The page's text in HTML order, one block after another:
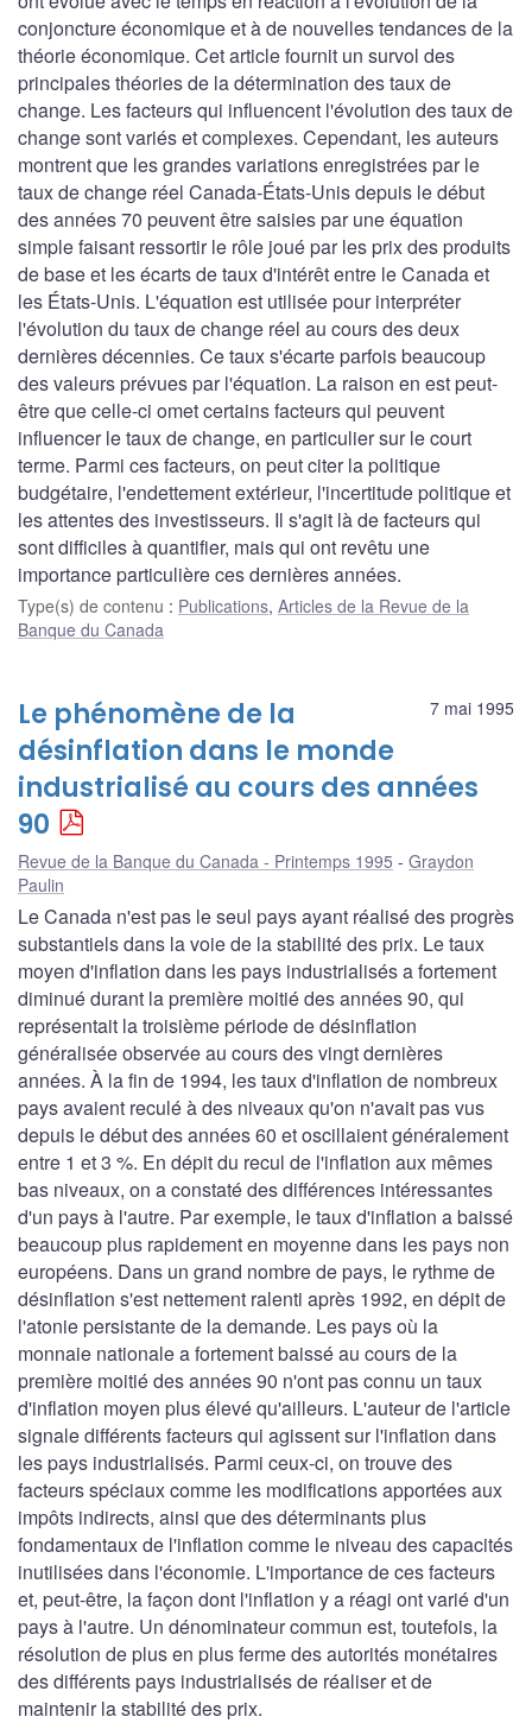
conjoncture économique et à de nouvelles tendances de la
théorie économique. Cet article fournit un survol des
principales théories de la détermination des taux de
change. Les facteurs qui influencent l'évolution des taux de
change sont variés et complexes. Cependant, les auteurs
montrent que les grandes variations enregistrées par le
taux de change réel Canada-États-Unis depuis le début
des années 70 peuvent être saisies par une équation
simple faisant ressortir le rôle joué par les prix des produits
de base et les écarts de taux d'intérêt entre le Canada et
les États-Unis. L'équation est utilisée pour interpréter
l'évolution du taux de change réel au cours des deux
dernières décennies. Ce taux s'écarte parfois beaucoup
des valeurs prévues par l'équation. La raison en est peut-
être que celle-ci omet certains facteurs qui peuvent
influencer le taux de change, en particulier sur le court
terme. Parmi ces facteurs, on peut citer la politique
budgétaire, l'endettement extérieur, l'incertitude politique et
les attentes des investisseurs. Il s'agit là de facteurs qui
sont difficiles à quantifier, mais qui ont revêtu une
importance particulière ces dernières années.
Type(s) de contenu : Publications, Articles de la Revue de la
Banque du Canada
7 mai 1995
Le phénomène de la
désinflation dans le monde
industrialisé au cours des années
90
Revue de la Banque du Canada - Printemps 1995
Graydon
Paulin
Le Canada n'est pas le seul pays ayant réalisé des progrès
substantiels dans la voie de la stabilité des prix. Le taux
moyen d'inflation dans les pays industrialisés a fortement
diminué durant la première moitié des années 90, qui
représentait la troisième période de désinflation
généralisée observée au cours des vingt dernières
années. À la fin de 1994, les taux d'inflation de nombreux
pays avaient reculé à des niveaux qu'on n'avait pas vus
depuis le début des années 60 et oscillaient généralement
entre 1 et 3 %. En dépit du recul de l'inflation aux mêmes
bas niveaux, on a constaté des différences intéressantes
d'un pays à l'autre. Par exemple, le taux d'inflation a baissé
beaucoup plus rapidement en moyenne dans les pays non
européens. Dans un grand nombre de pays, le rythme de
désinflation s'est nettement ralenti après 1992, en dépit de
l'atonie persistante de la demande. Les pays où la
monnaie nationale a fortement baissé au cours de la
première moitié des années 90 n'ont pas connu un taux
d'inflation moyen plus élevé qu'ailleurs. L'auteur de l'article
signale différents facteurs qui agissent sur l'inflation dans
les pays industrialisés. Parmi ceux-ci, on trouve des
facteurs spéciaux comme les modifications apportées aux
impôts indirects, ainsi que des déterminants plus
fondamentaux de l'inflation comme le niveau des capacités
inutilisées dans l'économie. L'importance de ces facteurs
et, peut-être, la façon dont l'inflation y a réagi ont varié d'un
pays à l'autre. Un dénominateur commun est, toutefois, la
résolution de plus en plus ferme des autorités monétaires
des différents pays industrialisés de réaliser et de
maintenir la stabilité des prix.